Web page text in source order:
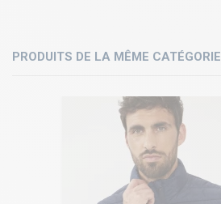
PRODUITS DE LA MÊME CATÉGORIE